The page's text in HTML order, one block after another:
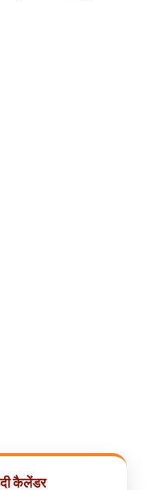
कैलेंडर